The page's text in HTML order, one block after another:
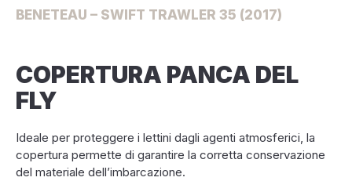
BENETEAU – SWIFT TRAWLER 35 (2017)
COPERTURA PANCA DEL
FLY
Ideale per proteggere i lettini dagli agenti atmosferici, la
copertura permette di garantire la corretta conservazione
del materiale dell’imbarcazione.